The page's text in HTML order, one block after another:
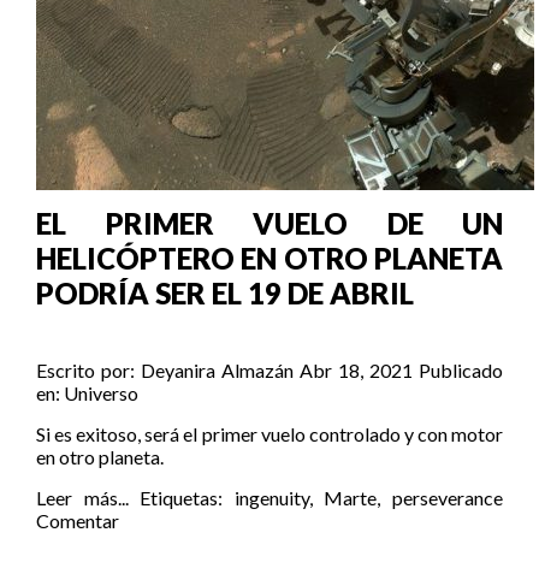
EL PRIMER VUELO DE UN
HELICÓPTERO EN OTRO PLANETA
PODRÍA SER EL 19 DE ABRIL
Escrito por: Deyanira Almazán Abr 18, 2021 Publicado
en: Universo
Si es exitoso, será el primer vuelo controlado y con motor
en otro planeta.
Leer más... Etiquetas: ingenuity, Marte,perseverance
Comentar